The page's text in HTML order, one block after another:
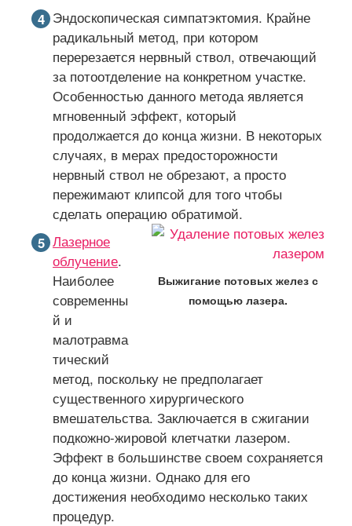
Эндоскопическая симпатэктомия. Крайне
радикальный метод, при котором
перерезается нервный ствол, отвечающий
за потоотделение на конкретном участке.
Особенностью данного метода является
мгновенный эффект, который
продолжается до конца жизни. В некоторых
случаях, в мерах предосторожности
нервный ствол не обрезают, а просто
пережимают клипсой для того чтобы
сделать операцию обратимой.
Выжигание потовых желез с
помощью лазера.
Лазерное
облучение.
Наиболее
современны
й и
малотравма
тический
метод, поскольку не предполагает
существенного хирургического
вмешательства. Заключается в сжигании
подкожно-жировой клетчатки лазером.
Эффект в большинстве своем сохраняется
до конца жизни. Однако для его
достижения необходимо несколько таких
процедур.